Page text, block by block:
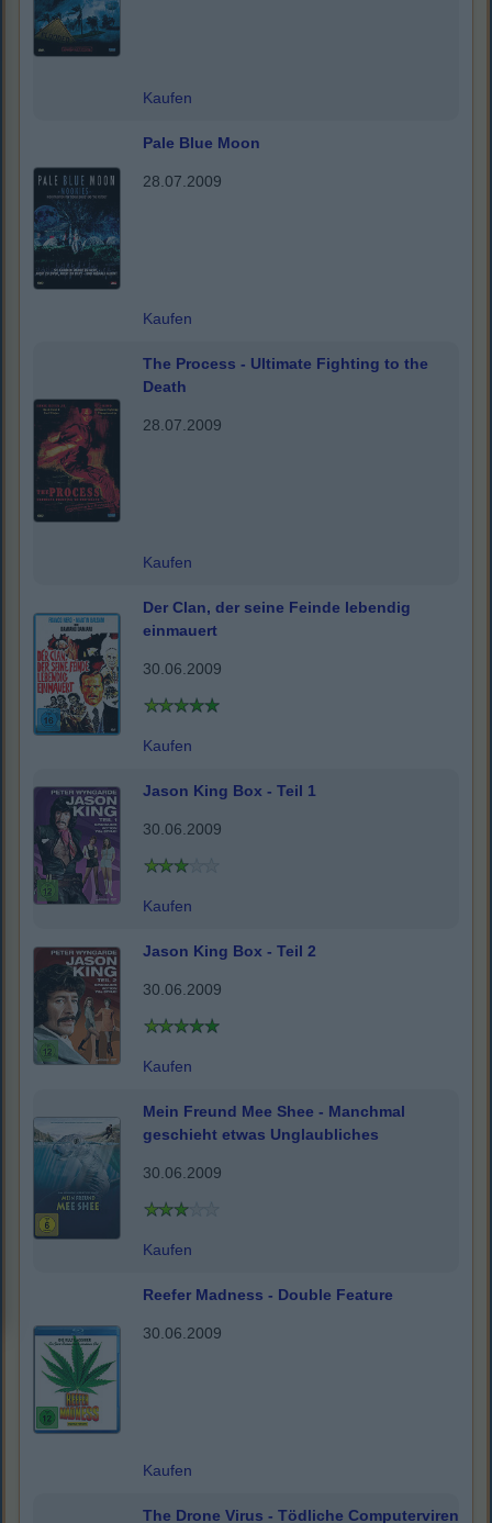
Kaufen
Pale Blue Moon
28.07.2009
Kaufen
The Process - Ultimate Fighting to the
Death
28.07.2009
Kaufen
Der Clan, der seine Feinde lebendig
einmauert
30.06.2009
Kaufen
Jason King Box - Teil 1
30.06.2009
Kaufen
Jason King Box - Teil 2
30.06.2009
Kaufen
Mein Freund Mee Shee - Manchmal
geschieht etwas Unglaubliches
30.06.2009
Kaufen
Reefer Madness - Double Feature
30.06.2009
Kaufen
The Drone Virus - Tödliche Computerviren